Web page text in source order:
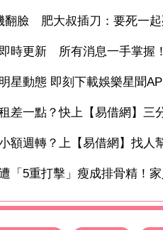
翻臉 肥大叔插刀：要死一
時更新 所有消息一手掌握！
星動態 即刻下載娛樂星聞
差一點？快上【易借網】三
額週轉？上【易借網】找人
「5重打擊」瘦成排骨精！